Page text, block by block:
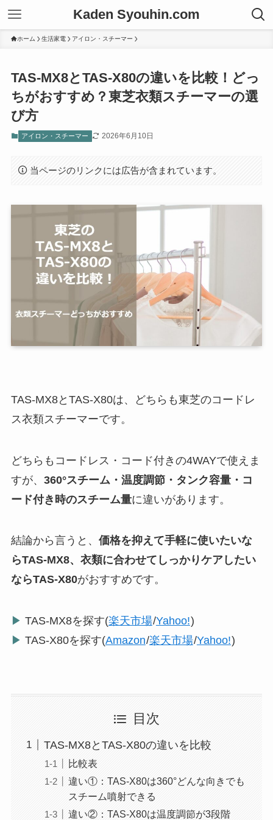
Kaden Syouhin.com
ホーム 生活家電 アイロン・スチーマー
TAS-MX8とTAS-X80の違いを比較！どっ
ちがおすすめ？東芝衣類スチーマーの選
び方
アイロン・スチーマー 2026年6月10日
当ページのリンクには広告が含まれています。
TAS-MX8とTAS-X80は、どちらも東芝のコードレ
ス衣類スチーマーです。
どちらもコードレス・コード付きの4WAYで使えま
すが、 360°スチーム・温度調節・タンク容量・コ
ード付き時のスチーム量に違いがあります。
結論から言うと、 価格を抑えて手軽に使いたいな
らTAS-MX8、衣類に合わせてしっかりケアしたい
ならTAS-X80がおすすめです。
▶ TAS-MX8を探す(楽天市場/Yahoo!)
▶ TAS-X80を探す(Amazon/楽天市場/Yahoo!)
目次
TAS-MX8とTAS-X80の違いを比較
比較表
違い①：TAS-X80は360°どんな向きでも
スチーム噴射できる
違い②：TAS-X80は温度調節が3段階